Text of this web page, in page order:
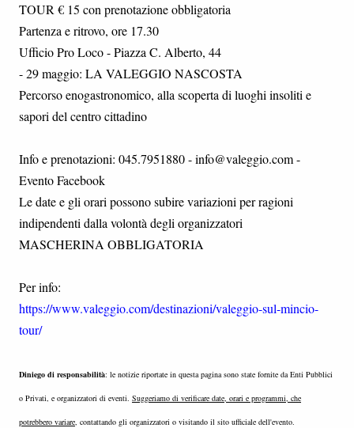
TOUR € 15 con prenotazione obbligatoria
Partenza e ritrovo, ore 17.30
Ufficio Pro Loco - Piazza C. Alberto, 44
- 29 maggio: LA VALEGGIO NASCOSTA
Percorso enogastronomico, alla scoperta di luoghi insoliti e
sapori del centro cittadino
Info e prenotazioni: 045.7951880 - info@valeggio.com -
Evento Facebook
Le date e gli orari possono subire variazioni per ragioni
indipendenti dalla volontà degli organizzatori
MASCHERINA OBBLIGATORIA
Per info:
https://www.valeggio.com/destinazioni/valeggio-sul-mincio-
tour/
Diniego di responsabilità: le notizie riportate in questa pagina sono state fornite da Enti Pubblici
o Privati, e organizzatori di eventi. Suggeriamo di verificare date, orari e programmi, che
potrebbero variare, contattando gli organizzatori o visitando il sito ufficiale dell'evento.